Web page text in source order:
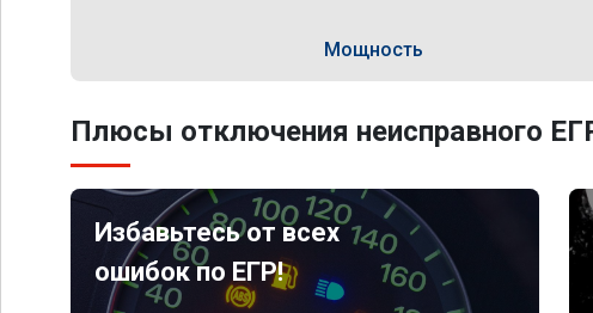
Мощность
Плюсы отключения неисправного
Избавьтесь от всех
ошибок по ЕГР!